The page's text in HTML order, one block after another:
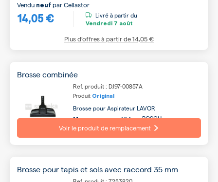
14,05 €
Vendu neuf parCellastor
Livré à partir du
Vendredi 7 août
Plus d’offres à partir de14,05 €
Brosse combinée
Ref. produit : DJ97-00857A
Produit Original
Brosse pour Aspirateur LAVOR
Marques compatibles :BOSCH,
ELECTROLUX, SIEMENS, AEG, TORNADO, LG,
PROGRESS, HOOVER, DELONGHI, IROBOT ...
Voir le produit de remplacement
Brosse pour tapis et sols avec raccord 35 mm